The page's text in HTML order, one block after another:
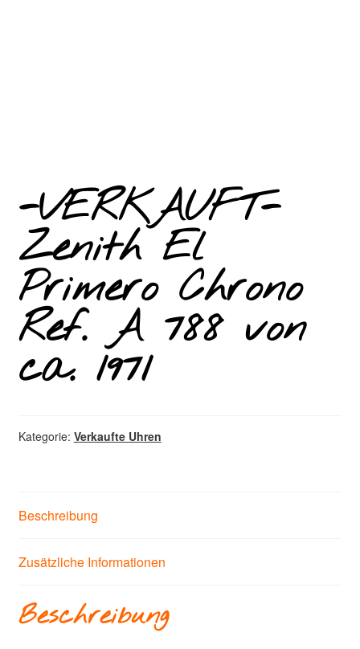
-VERKAUFT-
Zenith El
Primero Chrono
Ref. A 788 von
ca. 1971
Kategorie: Verkaufte Uhren
Beschreibung
Zusätzliche Informationen
Beschreibung